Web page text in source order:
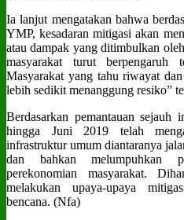
Ia lanjut mengatakan bahwa
YMP, kesadaran mitigasi akan
atau dampak yang ditimbulkan
masyarakat turut berpengaruh
Masyarakat yang tahu riwayat
lebih sedikit menanggung resiko”
Berdasarkan pemantauan
hingga Juni 2019 telah
infrastruktur umum diantaranya
dan bahkan melumpuhkan
perekonomian masyarakat.
melakukan upaya-upaya
bencana. (Nfa)